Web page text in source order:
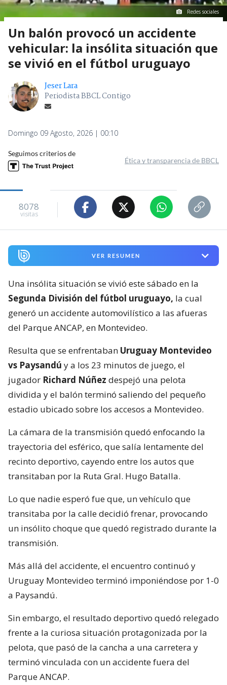
Redes sociales
Un balón provocó un accidente
vehicular: la insólita situación que
se vivió en el fútbol uruguayo
Jeser Lara
Periodista BBCL Contigo
Domingo 09 Agosto, 2026 | 00:10
Seguimos criterios de
Ética y transparencia de BBCL
8078
visitas
VER RESUMEN
Una insólita situación se vivió este sábado en la
Segunda División del fútbol uruguayo, la cual
generó un accidente automovilístico a las afueras
del Parque ANCAP, en Montevideo.
Resulta que se enfrentaban Uruguay Montevideo
vs Paysandú y a los 23 minutos de juego, el
jugador Richard Núñez despejó una pelota
dividida y el balón terminó saliendo del pequeño
estadio ubicado sobre los accesos a Montevideo.
La cámara de la transmisión quedó enfocando la
trayectoria del esférico, que salía lentamente del
recinto deportivo, cayendo entre los autos que
transitaban por la Ruta Gral. Hugo Batalla.
Lo que nadie esperó fue que, un vehículo que
transitaba por la calle decidió frenar, provocando
un insólito choque que quedó registrado durante la
transmisión.
Más allá del accidente, el encuentro continuó y
Uruguay Montevideo terminó imponiéndose por 1-0
a Paysandú.
Sin embargo, el resultado deportivo quedó relegado
frente a la curiosa situación protagonizada por la
pelota, que pasó de la cancha a una carretera y
terminó vinculada con un accidente fuera del
Parque ANCAP.